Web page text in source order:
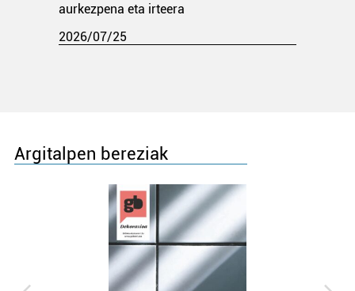
aurkezpena eta irteera
2026/07/25
Argitalpen bereziak